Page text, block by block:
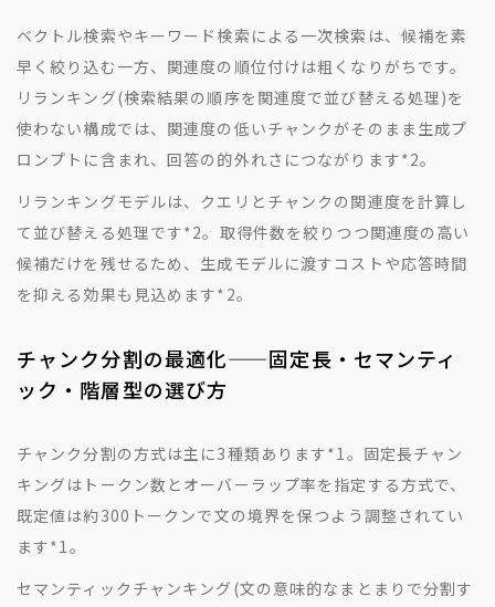
ベクトル検索やキーワード検索による一次検索は、候補を素
早く絞り込む一方、関連度の順位付けは粗くなりがちです。
リランキング(検索結果の順序を関連度で並び替える処理)を
使わない構成では、関連度の低いチャンクがそのまま生成プ
ロンプトに含まれ、回答の的外れさにつながります*2。
リランキングモデルは、クエリとチャンクの関連度を計算し
て並び替える処理です*2。取得件数を絞りつつ関連度の高い
候補だけを残せるため、生成モデルに渡すコストや応答時間
を抑える効果も見込めます*2。
チャンク分割の最適化——固定長・セマンティ
ック・階層型の選び方
チャンク分割の方式は主に3種類あります*1。固定長チャン
キングはトークン数とオーバーラップ率を指定する方式で、
既定値は約300トークンで文の境界を保つよう調整されてい
ます*1。
セマンティックチャンキング(文の意味的なまとまりで分割す